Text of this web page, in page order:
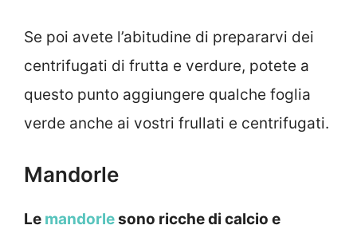
Se poi avete l’abitudine di prepararvi dei
centrifugati di frutta e verdure, potete a
questo punto aggiungere qualche foglia
verde anche ai vostri frullati e centrifugati.
Mandorle
Le mandorlesono ricche di calcio e